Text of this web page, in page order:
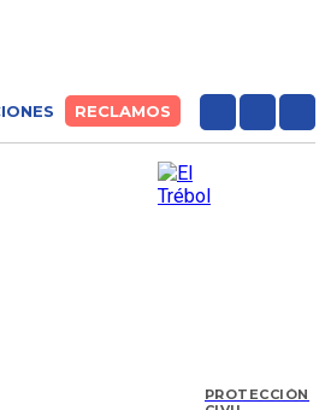
RECLAMOS
PROTECCIÓN